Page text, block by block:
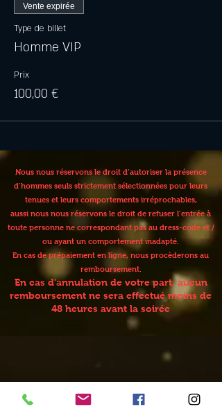
Vente expirée
Type de billet
Homme VIP
Prix
100,00 €
Nous nous réservons le droit d’autoriser la présence
d’hommes seuls strictement sélectionnées pour leurs
tenues et leurs comportements irréprochables,
aussi nous nous réservons le droit de refuser l’entrée à
toute personne ne correspondant pas au dress-code et /
ou ayant un comportement inadapté.
En cas de prépaiement en ligne, nous procèderons au
remboursement.
En cas d'annulation de votre part, aucun
remboursement ne sera effectué moins de
48 heures avant la soirée